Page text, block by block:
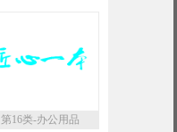
第16类-办公用品